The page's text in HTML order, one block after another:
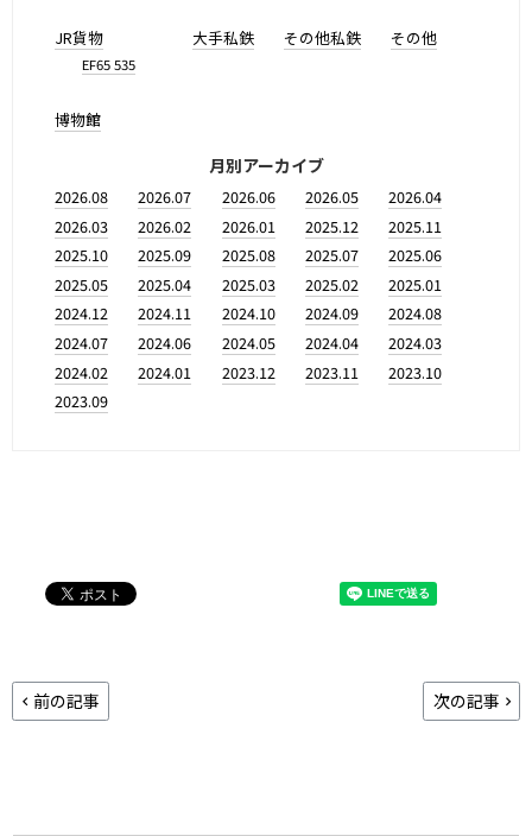
JR貨物
EF65 535
大手私鉄 その他私鉄 その他
博物館
月別アーカイブ
2026.08 2026.07 2026.06 2026.05
2026.04
2026.03
2026.02 2026.01 2025.12
2025.11
2025.10
2025.09 2025.08 2025.07
2025.06
2025.05
2025.04 2025.03 2025.02
2025.01
2024.12
2024.11 2024.10 2024.09
2024.08
2024.07
2024.06 2024.05 2024.04
2024.03
2024.02
2024.01 2023.12 2023.11
2023.10
2023.09
前の記事 次の記事